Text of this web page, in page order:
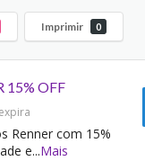
Imprimir 0
15% OFF
Renner com 15%
e...Mais